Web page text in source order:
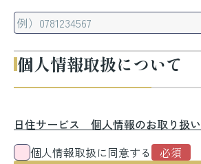
個人情報取扱について
日住サービス 個人情報のお取り扱い
個人情報取扱に同意する